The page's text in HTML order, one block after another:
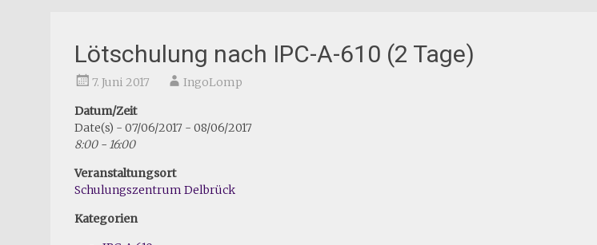
Lötschulung nach IPC-A-610 (2 Tage)
7. Juni 2017
IngoLomp
Datum/Zeit
Date(s) - 07/06/2017 - 08/06/2017
8:00 - 16:00
Veranstaltungsort
Schulungszentrum Delbrück
Kategorien